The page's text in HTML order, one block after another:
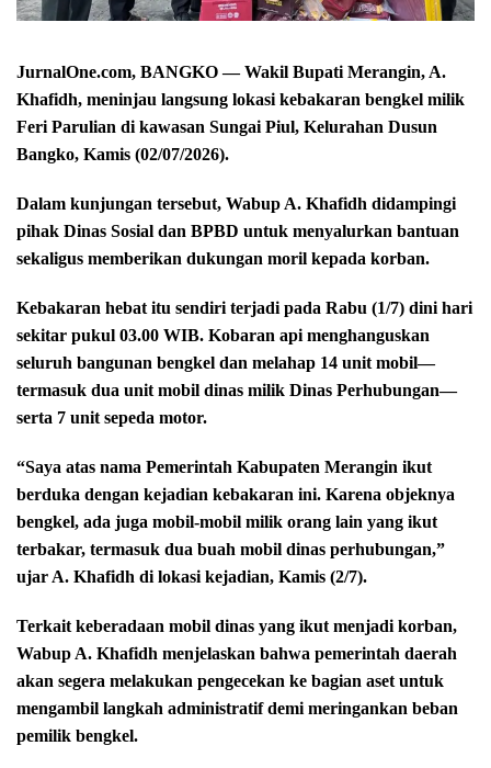
JurnalOne.com, BANGKO — Wakil Bupati Merangin, A.
Khafidh, meninjau langsung lokasi kebakaran bengkel milik
Feri Parulian di kawasan Sungai Piul, Kelurahan Dusun
Bangko, Kamis (02/07/2026).
Dalam kunjungan tersebut, Wabup A. Khafidh didampingi
pihak Dinas Sosial dan BPBD untuk menyalurkan bantuan
sekaligus memberikan dukungan moril kepada korban.
Kebakaran hebat itu sendiri terjadi pada Rabu (1/7) dini hari
sekitar pukul 03.00 WIB. Kobaran api menghanguskan
seluruh bangunan bengkel dan melahap 14 unit mobil—
termasuk dua unit mobil dinas milik Dinas Perhubungan—
serta 7 unit sepeda motor.
“Saya atas nama Pemerintah Kabupaten Merangin ikut
berduka dengan kejadian kebakaran ini. Karena objeknya
bengkel, ada juga mobil-mobil milik orang lain yang ikut
terbakar, termasuk dua buah mobil dinas perhubungan,”
ujar A. Khafidh di lokasi kejadian, Kamis (2/7).
Terkait keberadaan mobil dinas yang ikut menjadi korban,
Wabup A. Khafidh menjelaskan bahwa pemerintah daerah
akan segera melakukan pengecekan ke bagian aset untuk
mengambil langkah administratif demi meringankan beban
pemilik bengkel.